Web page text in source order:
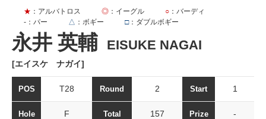
永井 英輔 EISUKE NAGAI
[エイスケ ナガイ]
★ ：アルバトロス ◎ ：イーグル ○ ：バーディ
- ：パー △ ：ボギー □：ダブルボギー
POS T28 Round 2 Start 1
Hole F Total 157 Prize -